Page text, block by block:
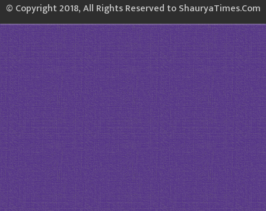
© Copyright 2018, All Rights Reserved to ShauryaTimes.Com